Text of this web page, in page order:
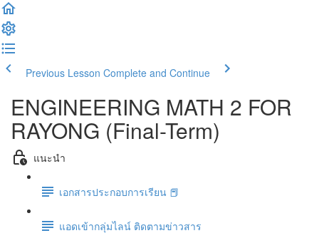
Previous Lesson Complete and Continue
ENGINEERING MATH 2 FOR
RAYONG (Final-Term)
แนะนำ
เอกสารประกอบการเรียน 📕
แอดเข้ากลุ่มไลน์ ติดตามข่าวสาร